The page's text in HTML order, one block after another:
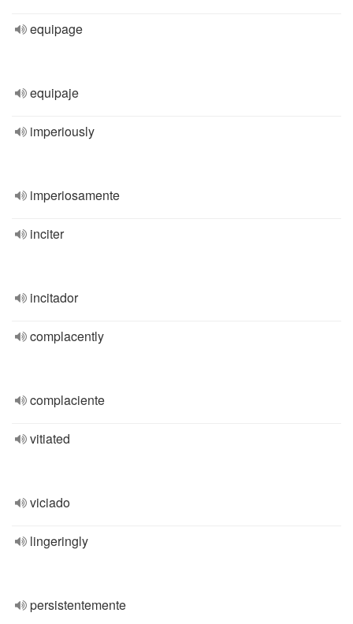
equipage
equipaje
imperiously
imperiosamente
inciter
incitador
complacently
complaciente
vitiated
viciado
lingeringly
persistentemente